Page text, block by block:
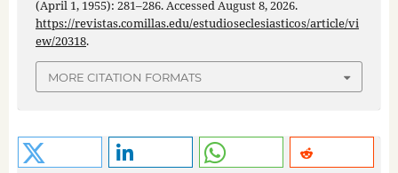
(April 1, 1955): 281–286. Accessed August 8, 2026.
https://revistas.comillas.edu/estudioseclesiasticos/article/vi
ew/20318.
MORE CITATION FORMATS